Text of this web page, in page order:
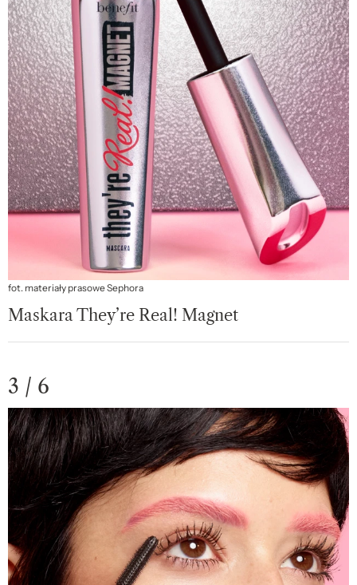
fot. materiały prasowe Sephora
Maskara They’re Real! Magnet
3 / 6